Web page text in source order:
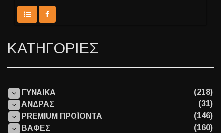
ΚΑΤΗΓΟΡΙΕΣ
ΓΥΝΑΙΚΑ
(218)
ΑΝΔΡΑΣ
(31)
PREMIUM ΠΡΟΪΟΝΤΑ
(146)
ΒΑΦΕΣ
(160)